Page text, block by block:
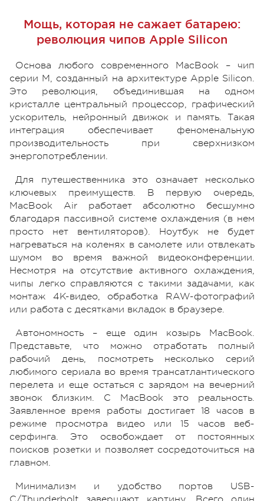
Мощь, которая не сажает батарею:
революция чипов Apple Silicon
Основа любого современного MacBook – чип
серии M, созданный на архитектуре Apple Silicon.
Это революция, объединившая на одном
кристалле центральный процессор, графический
ускоритель, нейронный движок и память. Такая
интеграция обеспечивает феноменальную
производительность при сверхнизком
энергопотреблении.
Для путешественника это означает несколько
ключевых преимуществ. В первую очередь,
MacBook Air работает абсолютно бесшумно
благодаря пассивной системе охлаждения (в нем
просто нет вентиляторов). Ноутбук не будет
нагреваться на коленях в самолете или отвлекать
шумом во время важной видеоконференции.
Несмотря на отсутствие активного охлаждения,
чипы легко справляются с такими задачами, как
монтаж 4K-видео, обработка RAW-фотографий
или работа с десятками вкладок в браузере.
Автономность – еще один козырь MacBook.
Представьте, что можно отработать полный
рабочий день, посмотреть несколько серий
любимого сериала во время трансатлантического
перелета и еще остаться с зарядом на вечерний
звонок близким. С MacBook это реальность.
Заявленное время работы достигает 18 часов в
режиме просмотра видео или 15 часов веб-
серфинга. Это освобождает от постоянных
поисков розетки и позволяет сосредоточиться на
главном.
Минимализм и удобство портов USB-